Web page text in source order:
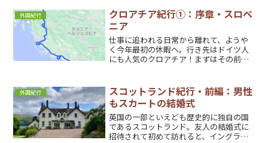
外国紀行
クロアチア紀行①：序章・スロベ
ニア
仕事に追われる日常から離れて、ようや
く今年最初の休暇へ。行き先はドイツ人
にも人気のクロアチア！まずはその前に
外国紀行
スコットランド紀行・前編：男性
もスカートの結婚式
英国の一部といえども歴史的に独自の国
であるスコットランド。友人の結婚式に
招待されて初めて訪れると、イングラン